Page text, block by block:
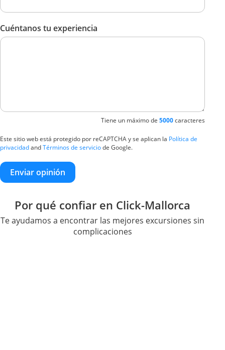
Cuéntanos tu experiencia
Tiene un máximo de 5000caracteres
Este sitio web está protegido por reCAPTCHA y se aplican la Política de
privacidadandTérminos de serviciode Google.
Enviar opinión
Por qué confiar en Click-Mallorca
Te ayudamos a encontrar las mejores excursiones sin
complicaciones